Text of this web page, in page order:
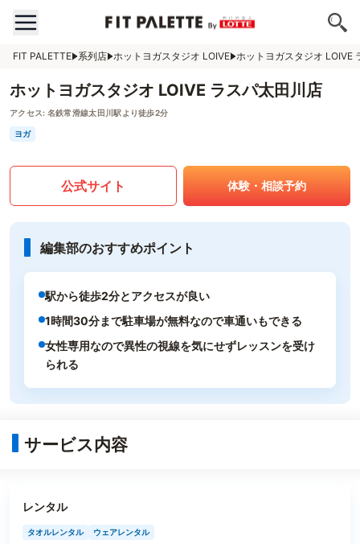
FIT PALETTE 系列店 ホットヨガスタジオ LOIVE ホットヨガスタジオ LOIVE
ホットヨガスタジオ LOIVE ラスパ太田川店
アクセス: 名鉄常滑線太田川駅より徒歩2分
ヨガ
公式サイト 体験・相談予約
編集部のおすすめポイント
駅から徒歩2分とアクセスが良い
1時間30分まで駐車場が無料なので車通いもできる
女性専用なので異性の視線を気にせずレッスンを受け
られる
サービス内容
レンタル
タオルレンタル ウェアレンタル